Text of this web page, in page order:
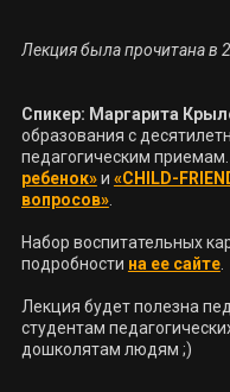
Спикер: Маргарита
образования с
педагогическим
ребенок» и «CHILD-
вопросов».
Набор воспитательных
подробности на ее сайте.
Лекция будет полезна
студентам
дошколятам людям ;)